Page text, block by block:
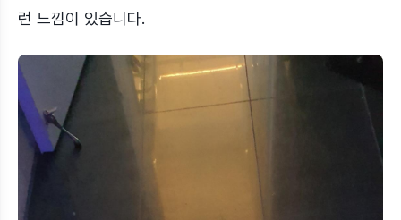
런 느낌이 있습니다.